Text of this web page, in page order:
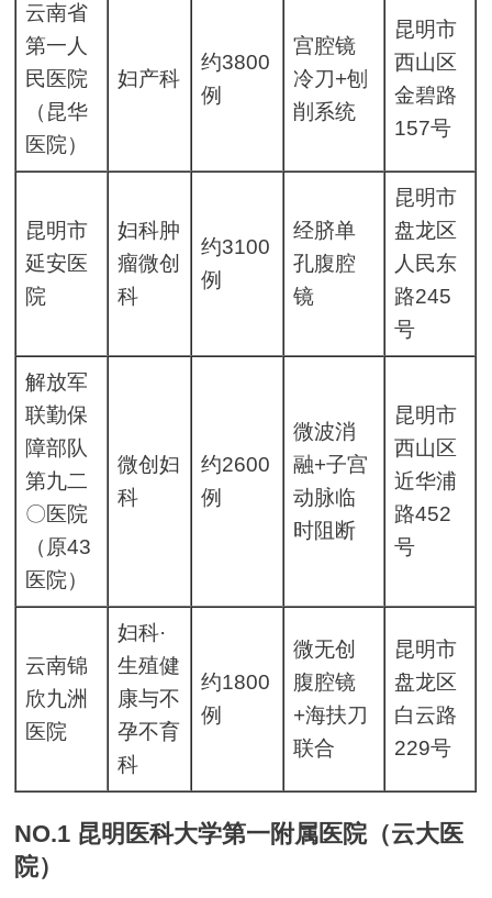
云南省
第一人
民医院
（昆华
医院）
妇产科
约3800
例
宫腔镜
冷刀+刨
削系统
昆明市
西山区
金碧路
157号
昆明市
延安医
院
妇科肿
瘤微创
科
约3100
例
经脐单
孔腹腔
镜
昆明市
盘龙区
人民东
路245
号
解放军
联勤保
障部队
第九二
〇医院
（原43
医院）
微创妇
科
约2600
例
微波消
融+子宫
动脉临
时阻断
昆明市
西山区
近华浦
路452
号
云南锦
欣九洲
医院
妇科·
生殖健
康与不
孕不育
科
约1800
例
微无创
腹腔镜
+海扶刀
联合
昆明市
盘龙区
白云路
229号
NO.1 昆明医科大学第一附属医院（云大医
院）